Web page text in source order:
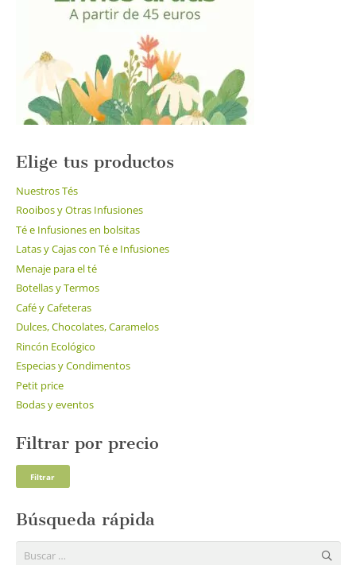
pueden
elegir
página
de
producto
Elige tus productos
Nuestros Tés
Rooibos y Otras Infusiones
Té e Infusiones en bolsitas
Latas y Cajas con Té e Infusiones
Menaje para el té
Botellas y Termos
Café y Cafeteras
Dulces, Chocolates, Caramelos
Rincón Ecológico
Especias y Condimentos
Petit price
Bodas y eventos
Filtrar por precio
Filtrar
Búsqueda rápida
Buscar: